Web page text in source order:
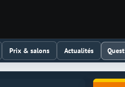
Prix & salons Actualités